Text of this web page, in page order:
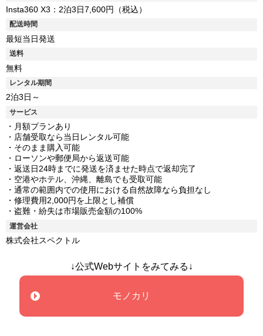
Insta360 X3：2泊3日7,600円（税込）
配送時間
最短当日発送
送料
無料
レンタル期間
2泊3日～
サービス
・月額プランあり
・店舗受取なら当日レンタル可能
・そのまま購入可能
・ローソンや郵便局から返送可能
・返送日24時までに発送を済ませた時点で返却完了
・空港やホテル、沖縄、離島でも受取可能
・通常の範囲内での使用における自然故障なら負担なし
・修理費用2,000円を上限とし補償
・盗難・紛失は市場販売金額の100%
運営会社
株式会社スペクトル
↓公式Webサイトをみてみる↓
モノカリ